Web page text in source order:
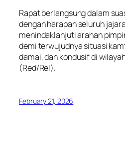
Rapat berlangsung dalam
dengan harapan seluruh
menindaklanjuti arahan
demi terwujudnya situasi
damai, dan kondusif di
(Red/Rel).
February 21, 2026